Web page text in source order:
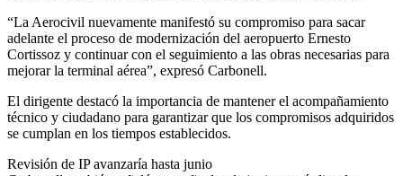
“La Aerocivil nuevamente manifestó su compromiso para sacar
adelante el proceso de modernización del aeropuerto Ernesto
Cortissoz y continuar con el seguimiento a las obras necesarias para
mejorar la terminal aérea”, expresó Carbonell.
El dirigente destacó la importancia de mantener el acompañamiento
técnico y ciudadano para garantizar que los compromisos adquiridos
se cumplan en los tiempos establecidos.
Revisión de IP avanzaría hasta junio